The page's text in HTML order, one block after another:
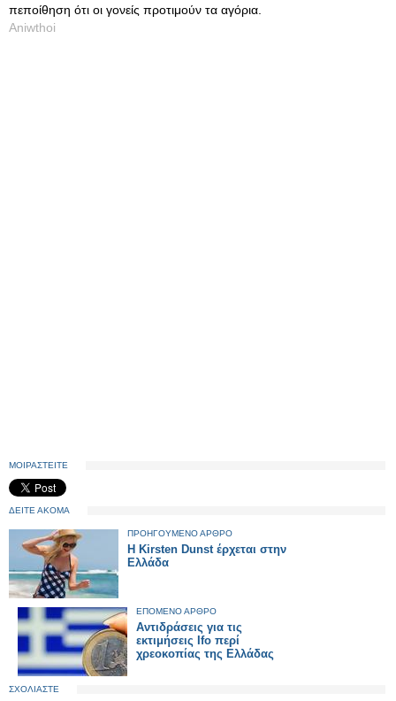
πεποίθηση ότι οι γονείς προτιμούν τα αγόρια.
Aniwthoi
ΜΟΙΡΑΣΤΕΙΤΕ
ΔΕΙΤΕ ΑΚΟΜΑ
ΠΡΟΗΓΟΥΜΕΝΟ ΑΡΘΡΟ
Η Κirsten Dunst έρχεται στην
Ελλάδα
ΕΠΟΜΕΝΟ ΑΡΘΡΟ
Αντιδράσεις για τις
εκτιμήσεις Ifo περί
χρεοκοπίας της Ελλάδας
ΣΧΟΛΙΑΣΤΕ